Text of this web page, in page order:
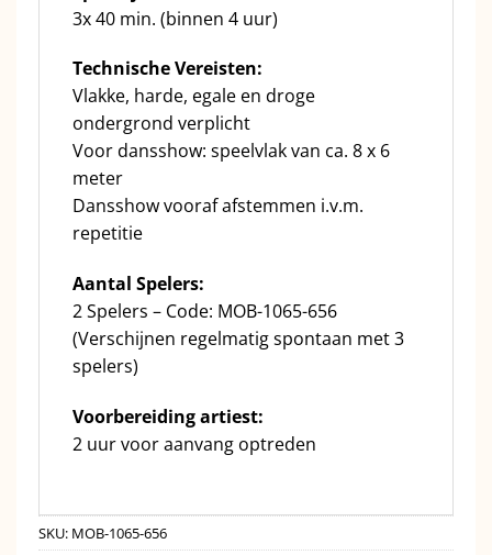
3x 40 min. (binnen 4 uur)
Technische Vereisten:
Vlakke, harde, egale en droge
ondergrond verplicht
Voor dansshow: speelvlak van ca. 8 x 6
meter
Dansshow vooraf afstemmen i.v.m.
repetitie
Aantal Spelers:
2 Spelers – Code: MOB-1065-656
(Verschijnen regelmatig spontaan met 3
spelers)
Voorbereiding artiest:
2 uur voor aanvang optreden
SKU: MOB-1065-656